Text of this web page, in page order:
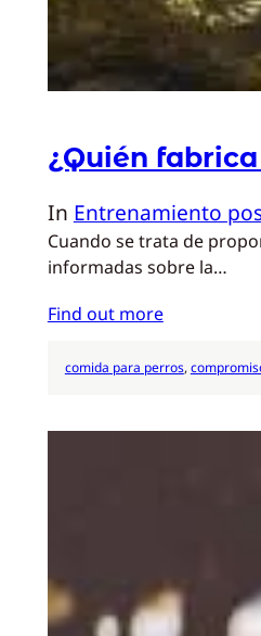
¿Quién
In Entrenamiento
Cuando se trata de
informadas sobre la…
Find out more
comida para perros,